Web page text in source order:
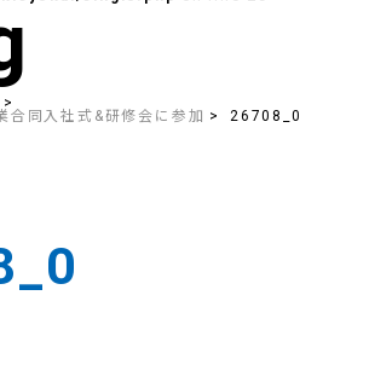
合同入社式&研修会に参加 26708_0